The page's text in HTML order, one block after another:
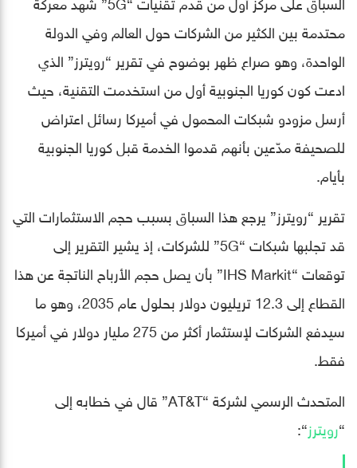
محتدمة بين الكثير من الشركات حول العالم وفي الدولة
الواحدة، وهو صراع ظهر بوضوح في تقرير “رويترز” الذي
ادعت كون كوريا الجنوبية أول من استخدمت التقنية، حيث
أرسل مزودو شبكات المحمول في أميركا رسائل اعتراض
للصحيفة مدّعين بأنهم قدموا الخدمة قبل كوريا الجنوبية
بأيام.
تقرير “رويترز” يرجع هذا السباق بسبب حجم الاستثمارات التي
قد تجلبها شبكات “5G” للشركات، إذ يشير التقرير إلى
توقعات “IHS Markit” بأن يصل حجم الأرباح الناتجة عن هذا
القطاع إلى 12.3 تريليون دولار بحلول عام 2035، وهو ما
سيدفع الشركات لإستثمار أكثر من 275 مليار دولار في أميركا
فقط.
المتحدث الرسمي لشركة “AT&T” قال في خطابه إلى
“رويترز“: